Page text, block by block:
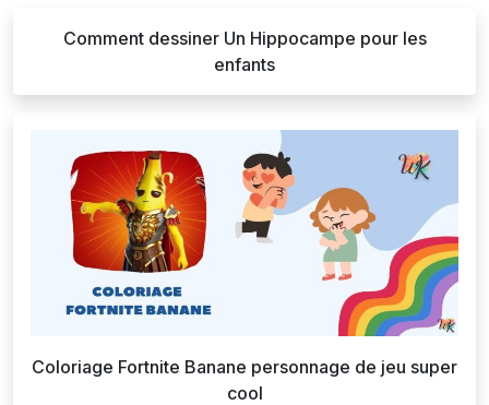
Comment dessiner Un Hippocampe pour les
enfants
Coloriage Fortnite Banane personnage de jeu super
cool